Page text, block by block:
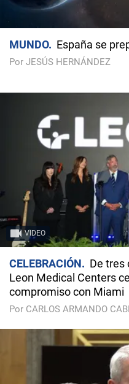
MUNDO España se
Por JESÚS HERNÁNDEZ
VIDEO
CELEBRACIÓN
De tres
Leon Medical Centers
compromiso con Miami
Por CARLOS ARMANDO